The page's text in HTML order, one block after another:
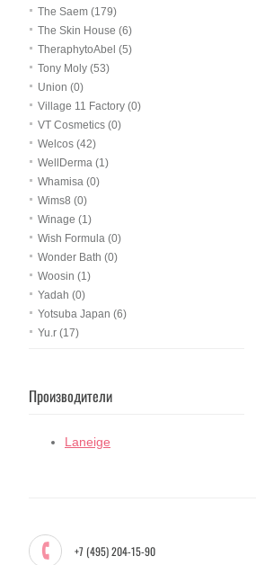
The Saem (179)
The Skin House (6)
TheraphytoAbel (5)
Tony Moly (53)
Union (0)
Village 11 Factory (0)
VT Cosmetics (0)
Welcos (42)
WellDerma (1)
Whamisa (0)
Wims8 (0)
Winage (1)
Wish Formula (0)
Wonder Bath (0)
Woosin (1)
Yadah (0)
Yotsuba Japan (6)
Yu.r (17)
Производители
Laneige
+7 (495) 204-15-90